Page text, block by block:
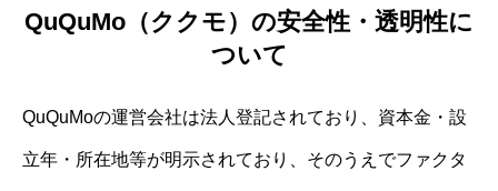
QuQuMo（ククモ）の安全性・透明性に
ついて
QuQuMoの運営会社は法人登記されており、資本金・設
立年・所在地等が明示されており、そのうえでファクタ